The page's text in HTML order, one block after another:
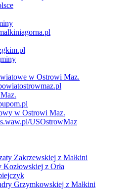
w Ostrowi Maz.
w Ostrowi Maz.
USOstrowMaz
Zakrzewskiej z Małkini
z Orła
Grzymkowskiej z Małkini